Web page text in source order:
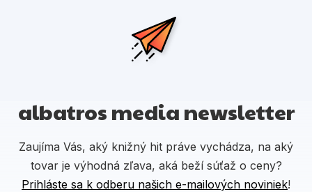
albatros media newsletter
Zaujíma Vás, aký knižný hit práve vychádza, na aký
tovar je výhodná zľava, aká beží súťaž o ceny?
Prihláste sa k odberu našich e-mailových noviniek!